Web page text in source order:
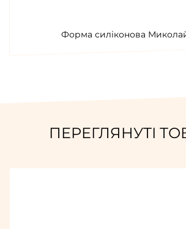
Форма силіконова
ПЕРЕГЛЯНУТІ